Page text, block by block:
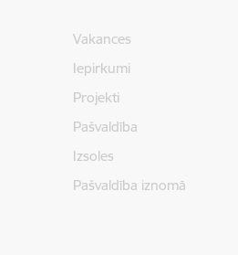
Vakances
Iepirkumi
Projekti
Pašvaldība
Izsoles
Pašvaldība iznomā